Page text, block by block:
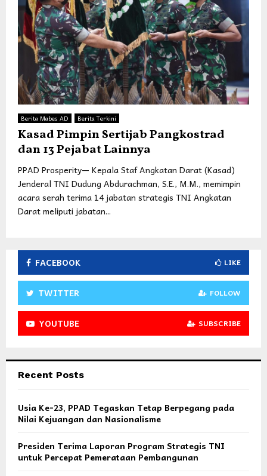
Berita Mabes AD Berita Terkini
Kasad Pimpin Sertijab Pangkostrad
dan 13 Pejabat Lainnya
PPAD Prosperity— Kepala Staf Angkatan Darat (Kasad)
Jenderal TNI Dudung Abdurachman, S.E., M.M., memimpin
acara serah terima 14 jabatan strategis TNI Angkatan
Darat meliputi jabatan...
FACEBOOK LIKE
TWITTER FOLLOW
YOUTUBE SUBSCRIBE
Recent Posts
Usia Ke-23, PPAD Tegaskan Tetap Berpegang pada
Nilai Kejuangan dan Nasionalisme
Presiden Terima Laporan Program Strategis TNI
untuk Percepat Pemerataan Pembangunan